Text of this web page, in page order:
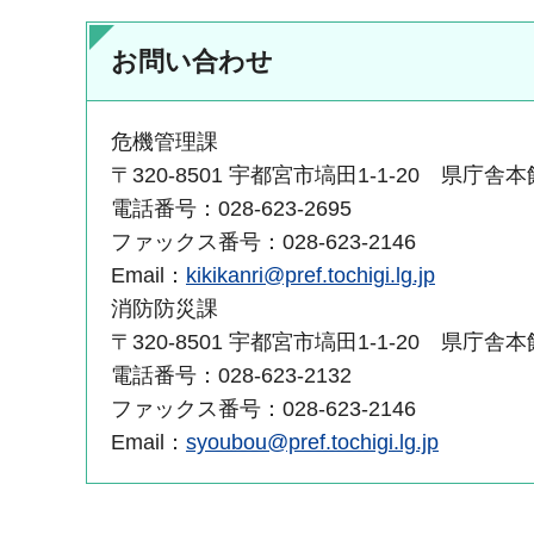
お問い合わせ
危機管理課
〒320-8501 宇都宮市塙田1-1-20 県庁舎本
電話番号：028-623-2695
ファックス番号：028-623-2146
Email： kikikanri@pref.tochigi.lg.jp
消防防災課
〒320-8501 宇都宮市塙田1-1-20 県庁舎本
電話番号：028-623-2132
ファックス番号：028-623-2146
Email： syoubou@pref.tochigi.lg.jp